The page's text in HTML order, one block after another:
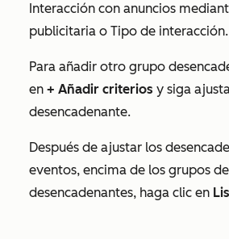
Interacción con anuncios
publicitaria o Tipo de interacción.
Para añadir otro grupo
en + Añadir criterios y siga
desencadenante.
Después de ajustar los
eventos, encima de los grupos de
desencadenantes, haga clic en